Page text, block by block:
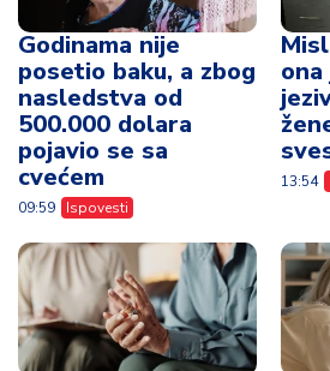
Godinama nije
posetio baku, a zbog
nasledstva od
500.000 dolara
pojavio se sa
cvećem
09:59 Ispovesti
13:54